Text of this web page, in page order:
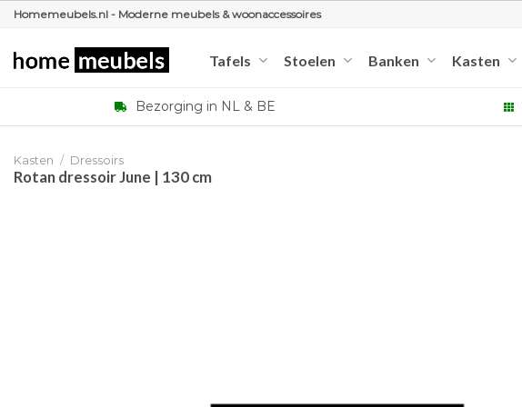
Ga
inhoud
Homemeubels.nl - Moderne meubels & woonaccessoires
Tafels Stoelen Banken Kasten
Bezorging in NL & BE
Kasten / Dressoirs
Rotan dressoir June | 130 cm